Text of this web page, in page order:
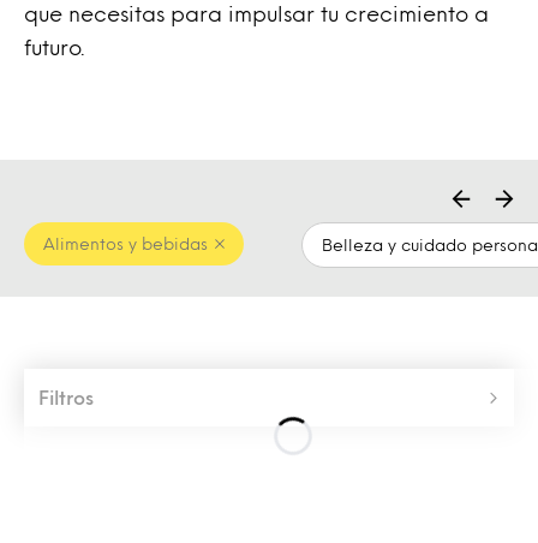
que necesitas para impulsar tu crecimiento a
futuro.
Alimentos y bebidas Belleza y cuidado
Filtros